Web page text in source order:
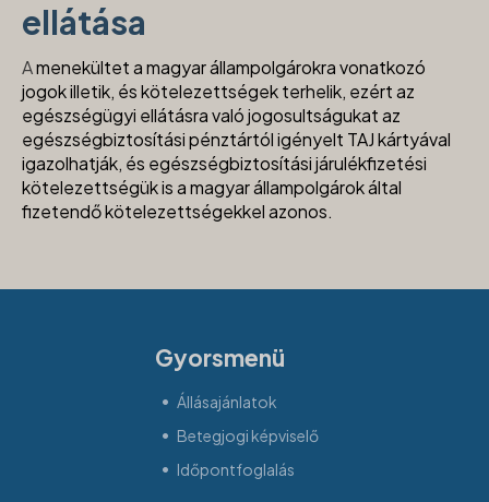
ellátása
Amenekültet a magyar állampolgárokra vonatkozó
jogok illetik, és kötelezettségek terhelik, ezért az
egészségügyi ellátásra való jogosultságukat az
egészségbiztosítási pénztártól igényelt TAJ kártyával
igazolhatják, és egészségbiztosítási járulékfizetési
kötelezettségük is a magyar állampolgárok által
fizetendő kötelezettségekkel azonos.
Gyorsmenü
Állásajánlatok
Betegjogi képviselő
Időpontfoglalás